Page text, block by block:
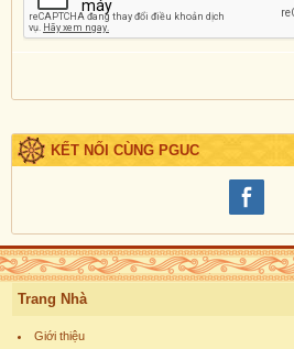
KẾT NỐI CÙNG PGUC
Trang Nhà
Giới thiệu